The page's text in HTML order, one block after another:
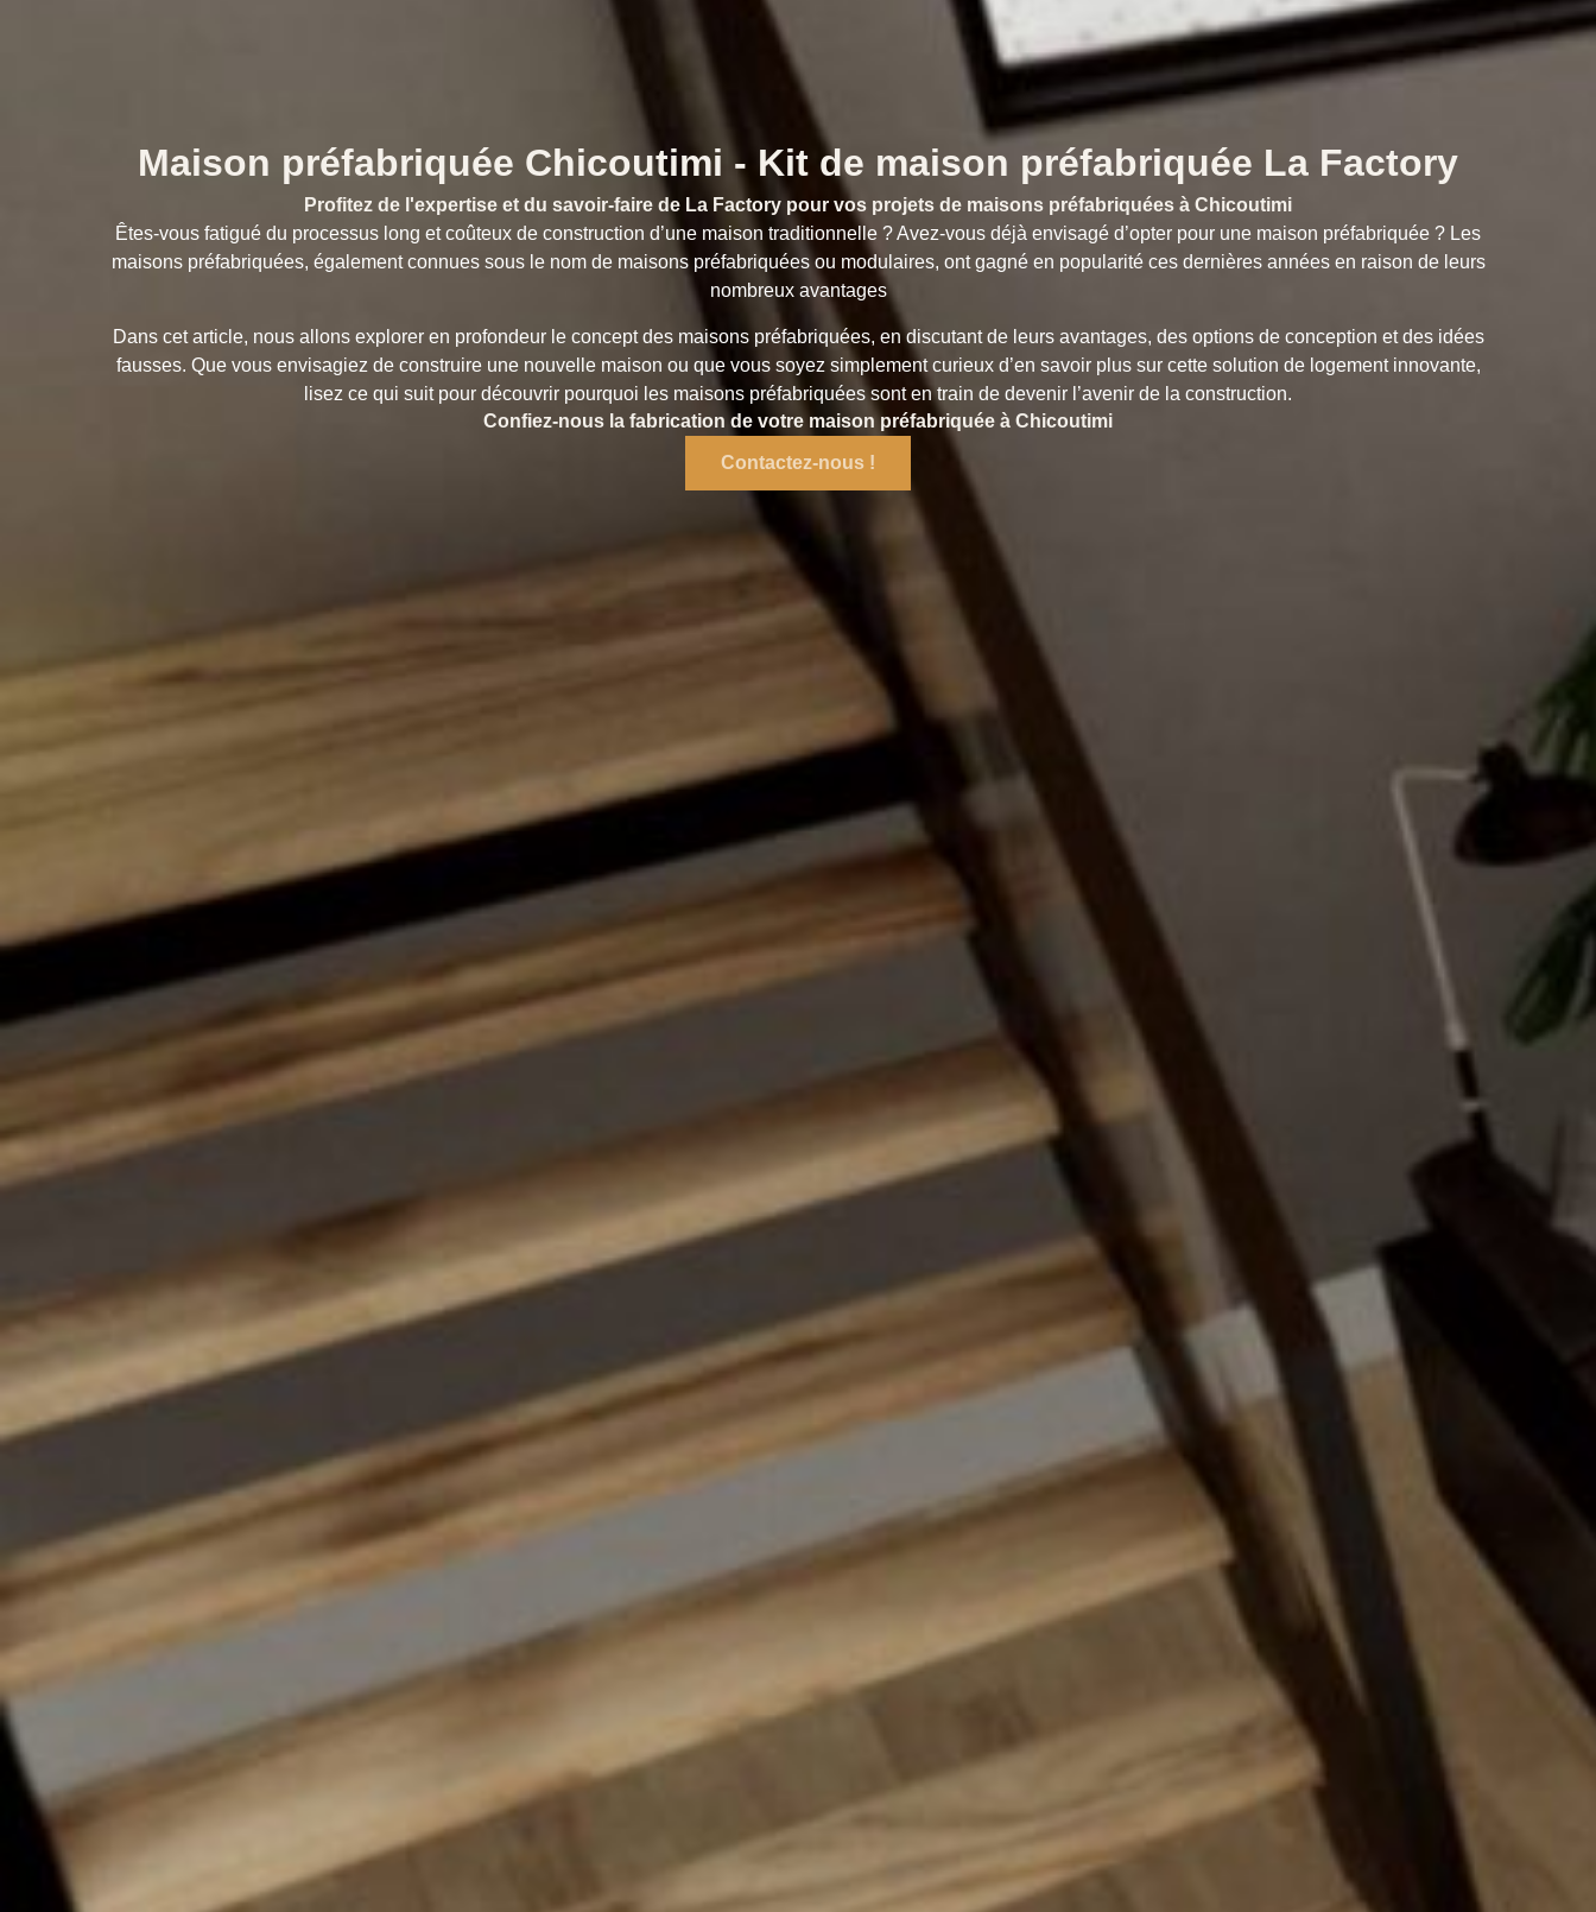
Maison préfabriquée
Maison préfabriquée Chicoutimi - Kit de maison préfabriquée La Factory
Profitez de l'expertise et du savoir-faire de La Factory pour vos projets de maisons préfabriquées à Chicoutimi
Êtes-vous fatigué du processus long et coûteux de construction d’une maison traditionnelle ? Avez-vous déjà envisagé d’opter pour une maison préfabriquée ? Les
maisons préfabriquées, également connues sous le nom de maisons préfabriquées ou modulaires, ont gagné en popularité ces dernières années en raison de leurs
nombreux avantages
Dans cet article, nous allons explorer en profondeur le concept des maisons préfabriquées, en discutant de leurs avantages, des options de conception et des idées
fausses. Que vous envisagiez de construire une nouvelle maison ou que vous soyez simplement curieux d’en savoir plus sur cette solution de logement innovante,
lisez ce qui suit pour découvrir pourquoi les maisons préfabriquées sont en train de devenir l’avenir de la construction.
Confiez-nous la fabrication de votre maison préfabriquée à Chicoutimi
Contactez-nous !